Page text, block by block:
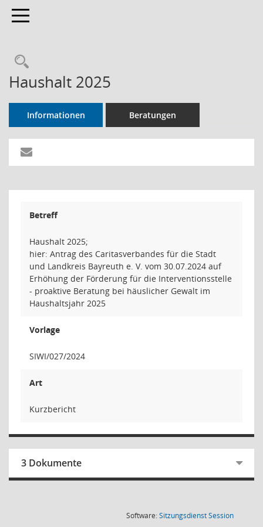
Toggle navigation
Rechercheauswahl
Haushalt 2025
Informationen Beratungen
Betreff
Haushalt 2025;
hier: Antrag des Caritasverbandes für die Stadt
und Landkreis Bayreuth e. V. vom 30.07.2024 auf
Erhöhung der Förderung für die Interventionsstelle
- proaktive Beratung bei häuslicher Gewalt im
Haushaltsjahr 2025
Vorlage
SIWI/027/2024
Art
Kurzbericht
3 Dokumente
Software:SitzungsdienstSession(Wird in